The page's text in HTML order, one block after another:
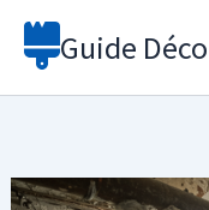
Aller
Guide Déco